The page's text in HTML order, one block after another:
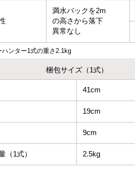
満水バックを2m
の高さから落下
異常なし
ハンター1式の重さ2.1kg
梱包サイズ（1式）
41cm
19cm
9cm
（1式） 2.5kg